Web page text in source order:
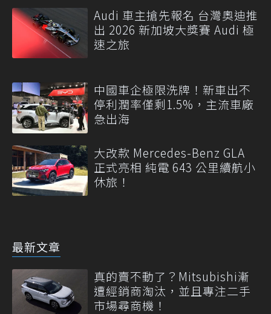
Audi 車主搶先報名 台灣奧迪推
出 2026 新加坡大獎賽 Audi 極
速之旅
中國車企極限洗牌！新車出不
停利潤率僅剩1.5%，主流車廠
急出海
大改款 Mercedes-Benz GLA
正式亮相 純電 643 公里續航小
休旅！
最新文章
真的賣不動了？Mitsubishi漸
遭經銷商淘汰，並且專注二手
市場尋商機！